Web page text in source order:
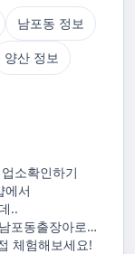
남포동 정보
양산 정보
소확인하기
에서
..
포동출장아로마
체험해보세요!